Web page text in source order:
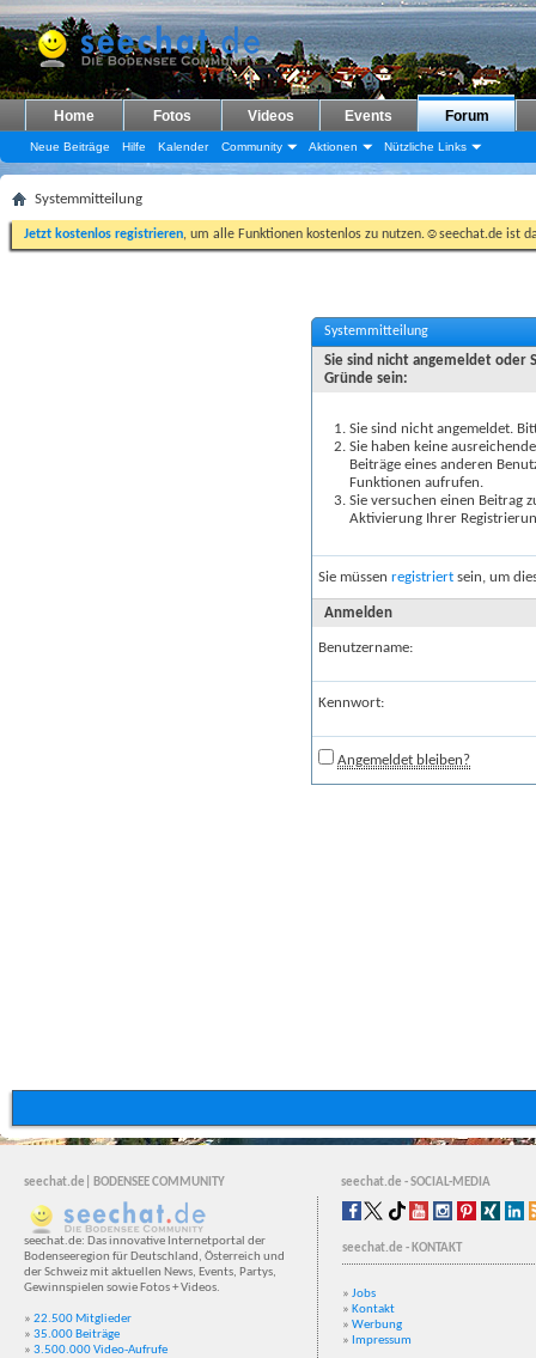
Home Fotos Videos Events Forum
Neue Beiträge Hilfe Kalender Community Aktionen Nützliche Links
Systemmitteilung
Jetzt kostenlos registrieren, um alle Funktionen kostenlos zu nutzen.☺seechat.de ist
Systemmitteilung
Sie sind nicht angemeldet oder
Gründe sein:
Sie sind nicht angemeldet.
Sie haben keine
Beiträge eines anderen
Funktionen aufrufen.
Sie versuchen einen Beitrag
Aktivierung Ihrer
Sie müssen registriert sein, um
Anmelden
Benutzername:
Kennwort:
Angemeldet bleiben?
seechat.de| BODENSEE COMMUNITY seechat.de - SOCIAL-MEDIA
seechat.de: Das innovative Internetportal der
Bodenseeregion für Deutschland, Österreich und
der Schweiz mit aktuellen News, Events, Partys,
Gewinnspielen sowie Fotos + Videos.
» 22.500 Mitglieder
» 35.000 Beiträge
» 3.500.000 Video-Aufrufe
seechat.de - KONTAKT
» Jobs
» Kontakt
» Werbung
» Impressum